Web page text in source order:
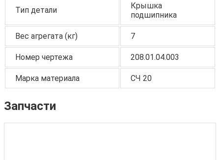
Тип детали
Крышка
подшипника
Вес агрегата (кг) 7
Номер чертежа 208.01.04.003
Марка материала СЧ 20
Запчасти